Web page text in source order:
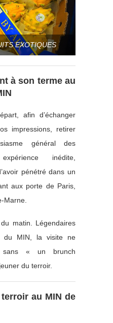
EXOTIQUES
à son terme au
afin d’échanger
impressions, retirer
général des
inédite,
pénétré dans un
aux porte de Paris,
Marne.
matin. Légendaires
du MIN, la visite ne
sans « un brunch
du terroir.
au MIN de